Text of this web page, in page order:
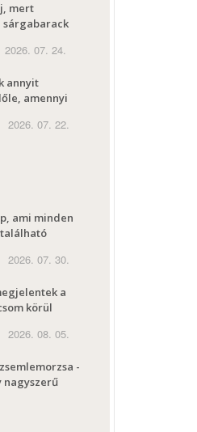
mert
2026. 07. 24.
annyit
amennyi
2026. 07. 22.
ami minden
2026. 07. 30.
a
körül
2026. 08. 05.
-
nagyszerű